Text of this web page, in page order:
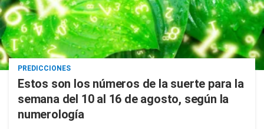
PREDICCIONES
Estos son los números de la suerte para la
semana del 10 al 16 de agosto, según la
numerología